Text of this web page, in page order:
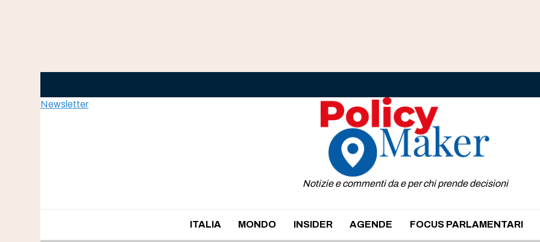
Newsletter
Notizie e commenti da e per chi prende decisioni
ITALIA MONDO INSIDER AGENDE FOCUS PARLAMENTARI